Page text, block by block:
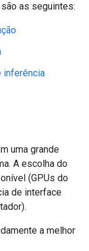
as seguintes:
inferência
uma grande
A escolha do
(GPUs do
de interface
a melhor